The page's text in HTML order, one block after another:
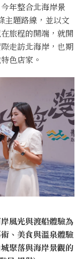
年整合北海岸景
主題路線，並以文
旅程的開端，就開
走訪北海岸，也期
色店家。
風光與渡船體驗為
、美食與溫泉體驗
聚落與海岸景觀的